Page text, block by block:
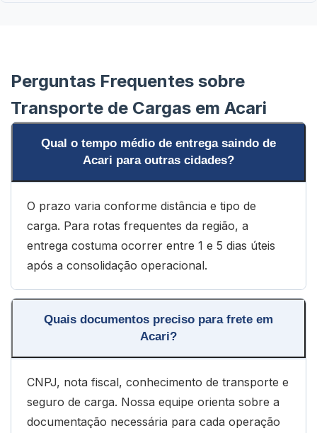
Perguntas Frequentes sobre
Transporte de Cargas em Acari
Qual o tempo médio de entrega saindo de
Acari para outras cidades?
O prazo varia conforme distância e tipo de
carga. Para rotas frequentes da região, a
entrega costuma ocorrer entre 1 e 5 dias úteis
após a consolidação operacional.
Quais documentos preciso para frete em
Acari?
CNPJ, nota fiscal, conhecimento de transporte e
seguro de carga. Nossa equipe orienta sobre a
documentação necessária para cada operação